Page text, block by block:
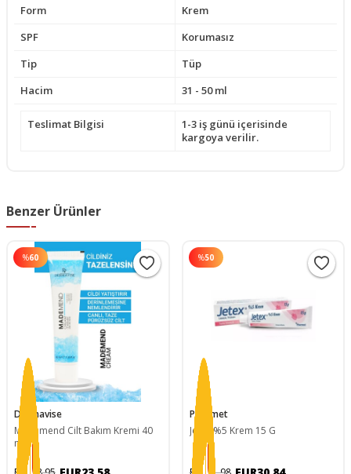
Form
Krem
SPF
Korumasız
Tip
Tüp
Hacim
31 - 50 ml
Teslimat Bilgisi
1-3 iş günü içerisinde
kargoya verilir.
Benzer Ürünler
%60
Dermavise
Mademend Cilt Bakım Kremi 40
ml
%50
Pharmet
Jetex %5 Krem 15 G